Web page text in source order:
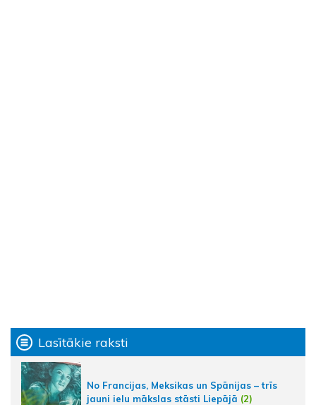
Lasītākie raksti
No Francijas, Meksikas un Spānijas – trīs
jauni ielu mākslas stāsti Liepājā (2)